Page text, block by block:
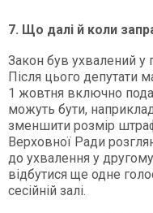
7. Що далі й коли
Закон був ухвалений у
Після цього депутати
1 жовтня включно
можуть бути,
зменшити розмір
Верховної Ради
до ухвалення у
відбутися ще одне
сесійній залі.